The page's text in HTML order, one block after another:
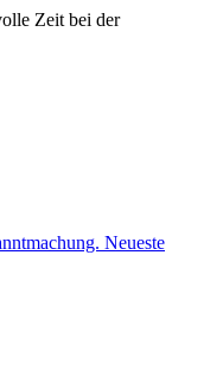
Zeit bei der
Neueste